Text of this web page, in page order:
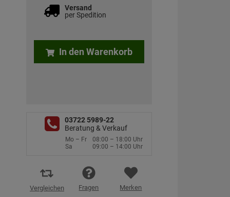
Versand
per Spedition
In den Warenkorb
03722 5989-22
Beratung & Verkauf
Mo – Fr
08:00 – 18:00 Uhr
Sa
09:00 – 14:00 Uhr
Vergleichen Fragen Merken